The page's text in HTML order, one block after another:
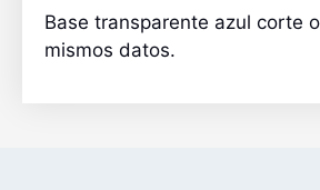
Base transparente azul corte
mismos datos.